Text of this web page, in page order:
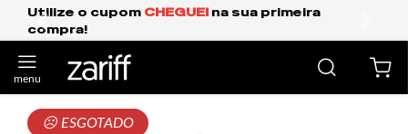
Frete Grátis Expresso para o Sul e São Paulo.
anterior
☹ ESGOTADO